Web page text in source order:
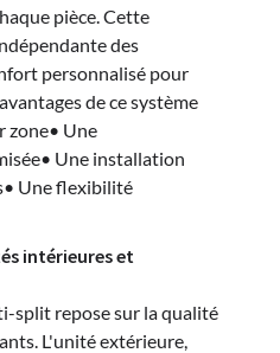
pièce. Cette
des
personnalisé pour
de ce système
zone• Une
Une installation
Une flexibilité
intérieures et
split repose sur la qualité
L'unité extérieure,